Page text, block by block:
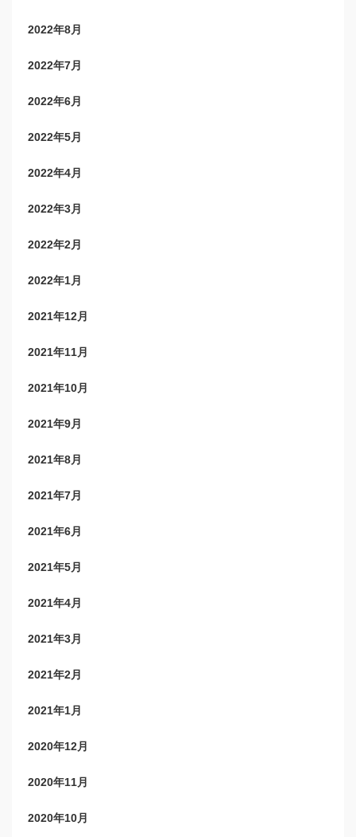
2022年8月
2022年7月
2022年6月
2022年5月
2022年4月
2022年3月
2022年2月
2022年1月
2021年12月
2021年11月
2021年10月
2021年9月
2021年8月
2021年7月
2021年6月
2021年5月
2021年4月
2021年3月
2021年2月
2021年1月
2020年12月
2020年11月
2020年10月